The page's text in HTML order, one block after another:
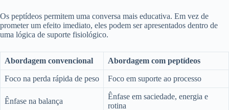
Os peptídeos permitem uma conversa mais educativa. Em vez de
prometer um efeito imediato, eles podem ser apresentados dentro de
uma lógica de suporte fisiológico.
Abordagem convencional Abordagem com peptídeos
Foco na perda rápida de peso Foco em suporte ao processo
Ênfase na balança
Ênfase em saciedade, energia e
rotina